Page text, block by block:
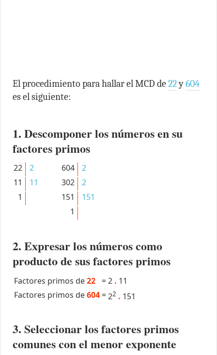
El procedimiento para hallar el MCD de22y604
es el siguiente:
1. Descomponer los números en su
factores primos
22
2
11
11
1
604
2
302
2
151
151
1
2. Expresar los números como
producto de sus factores primos
Factores primos de22 =2 . 11
Factores primos de604 =22 . 151
3. Seleccionar los factores primos
comunes con el menor exponente